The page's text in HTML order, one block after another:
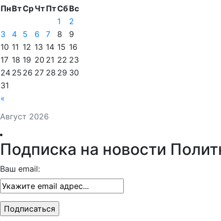
Август 2026
ПнВтСрЧтПтСбВс
«
1
2
3
4 5 6 7 8
9
10 11 12 13 14 15 16
17 18 19 20 21 22 23
24 25 26 27 28 29 30
31
Подписка на новости
Ваш email: